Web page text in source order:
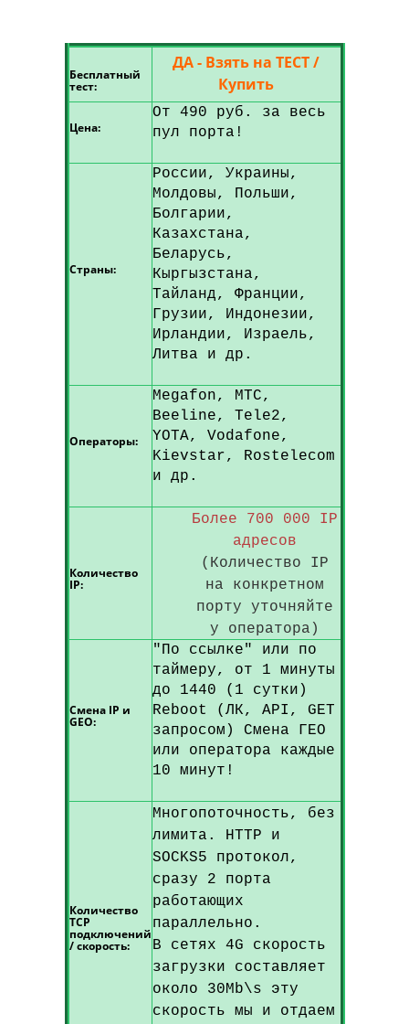
Бесплатный
тест:
ДА - Взять на ТЕСТ /
Купить
Цена:
От 490 руб. за весь
пул порта!
Страны:
России, Украины,
Молдовы, Польши,
Болгарии,
Казахстана,
Беларусь,
Кыргызстана,
Тайланд, Франции,
Грузии, Индонезии,
Ирландии, Израель,
Литва и др.
Операторы:
Megafon, MTC,
Beeline, Tele2,
YOTA, Vodafone,
Kievstar, Rostelecom
и др.
Количество
IP:
Более 700 000 IP
адресов
(Количество IP
на конкретном
порту уточняйте
у оператора)
Смена IP и
GEO:
"По ссылке" или по
таймеру, от 1 минуты
до 1440 (1 сутки)
Reboot (ЛК, API, GET
запросом) Смена ГЕО
или оператора каждые
10 минут!
Количество
TCP
подключений
/ скорость:
Многопоточность, без
лимита. HTTP и
SOCKS5 протокол,
сразу 2 порта
работающих
параллельно.
В сетях 4G скорость
загрузки составляет
около 30Mb\s эту
скорость мы и отдаем